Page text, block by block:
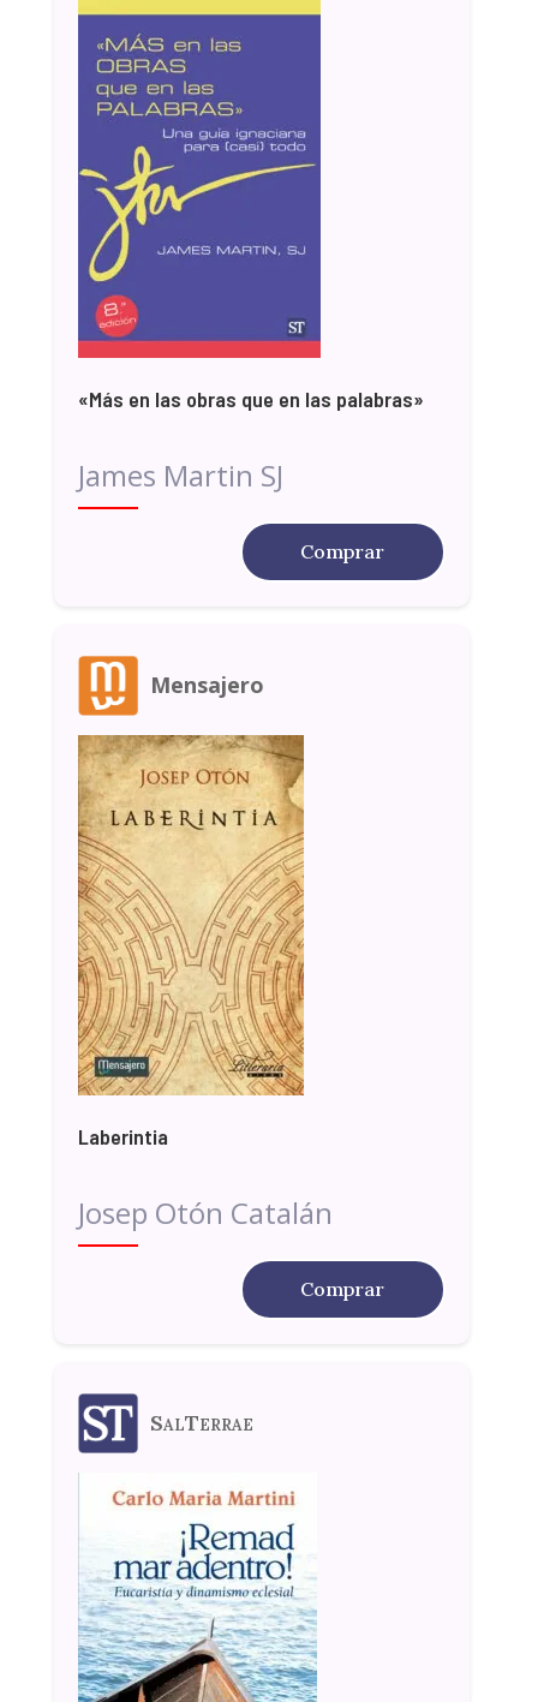
«Más en las obras que en las palabras»
James Martin SJ
Comprar
Mensajero
Laberintia
Josep Otón Catalán
Comprar
SalTerrae